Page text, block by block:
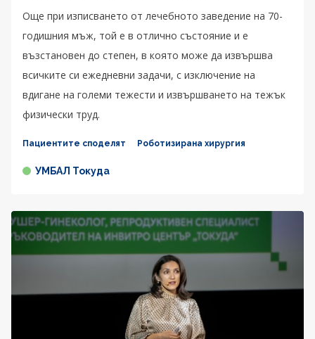
Още при изписването от лечебното заведение на 70-
годишния мъж, той е в отлично състояние и е
възстановен до степен, в която може да извършва
всичките си ежедневни задачи, с изключение на
вдигане на големи тежести и извършването на тежък
физически труд.
Пациентите споделят Роботизирана хирургия
УМБАЛ Токуда